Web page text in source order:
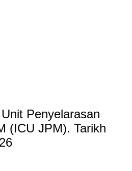
Penyelarasan
(ICU JPM). Tarikh